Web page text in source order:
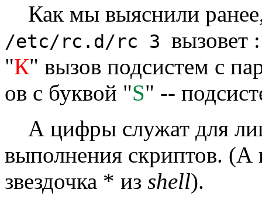
Как мы выяснили
/etc/rc.d/rc 3 вызовет
"К" вызов подсистем с
ов с буквой "S" --
А цифры служат для
выполнения скриптов. (А
звездочка * из shell).